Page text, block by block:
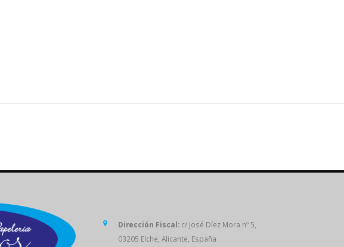
Dirección Fiscal: c/ José Díez Mora nº 5,
03205 Elche, Alicante, España